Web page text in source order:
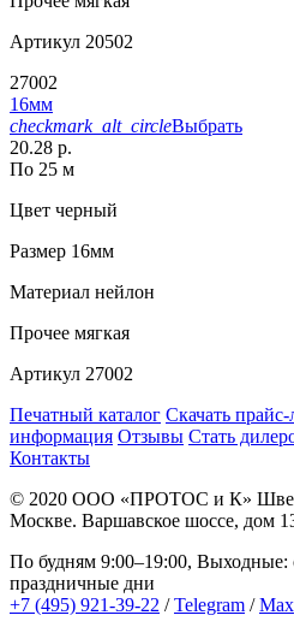
Артикул 20502
27002
16мм
checkmark_alt_circleВыбрать
20.28 р.
По 25 м
Цвет черный
Размер 16мм
Материал нейлон
Прочее мягкая
Артикул 27002
Печатный каталог Скачать прайс-
информация Отзывы Стать
Контакты
© 2020 ООО «ПРОТОС и К»
Москве. Варшавское шоссе, дом
По будням 9:00–19:00, Выходные:
праздничные дни
+7 (495) 921-39-22 /Telegram /Max